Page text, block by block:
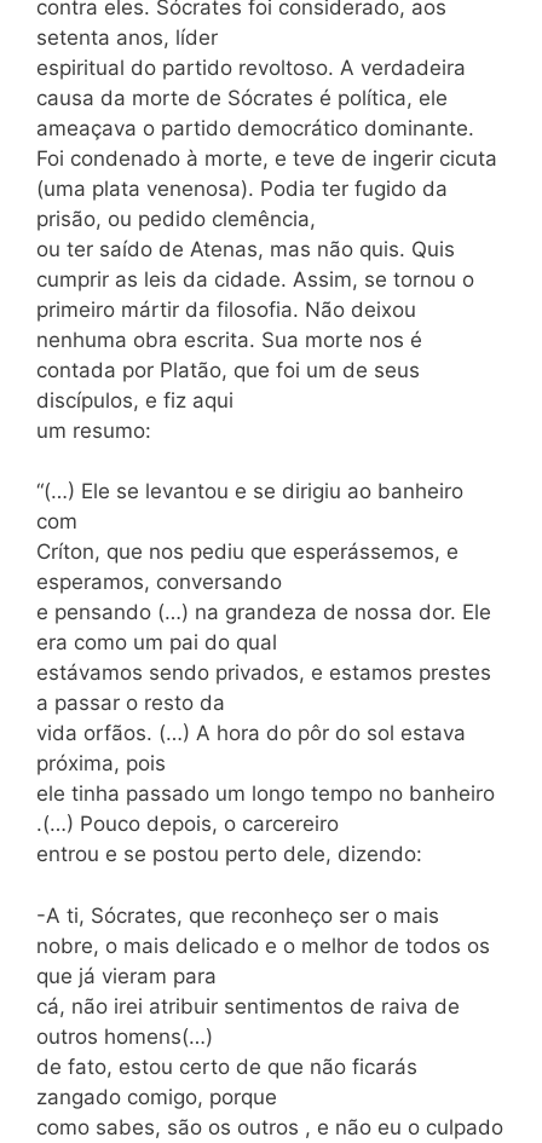
contra eles. Sócrates foi considerado, aos
setenta anos, líder
espiritual do partido revoltoso. A verdadeira
causa da morte de Sócrates é política, ele
ameaçava o partido democrático dominante.
Foi condenado à morte, e teve de ingerir cicuta
(uma plata venenosa). Podia ter fugido da
prisão, ou pedido clemência,
ou ter saído de Atenas, mas não quis. Quis
cumprir as leis da cidade. Assim, se tornou o
primeiro mártir da filosofia. Não deixou
nenhuma obra escrita. Sua morte nos é
contada por Platão, que foi um de seus
discípulos, e fiz aqui
um resumo:
“(…) Ele se levantou e se dirigiu ao banheiro
com
Críton, que nos pediu que esperássemos, e
esperamos, conversando
e pensando (…) na grandeza de nossa dor. Ele
era como um pai do qual
estávamos sendo privados, e estamos prestes
a passar o resto da
vida orfãos. (…) A hora do pôr do sol estava
próxima, pois
ele tinha passado um longo tempo no banheiro
.(…) Pouco depois, o carcereiro
entrou e se postou perto dele, dizendo:
-A ti, Sócrates, que reconheço ser o mais
nobre, o mais delicado e o melhor de todos os
que já vieram para
cá, não irei atribuir sentimentos de raiva de
outros homens(…)
de fato, estou certo de que não ficarás
zangado comigo, porque
como sabes, são os outros , e não eu o culpado